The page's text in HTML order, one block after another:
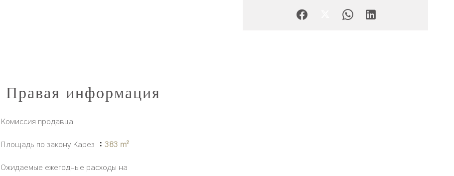
Правая информация
Комиссия продавца
Площадь по закону Карез 383 m²
Ожидаемые ежегодные расходы на